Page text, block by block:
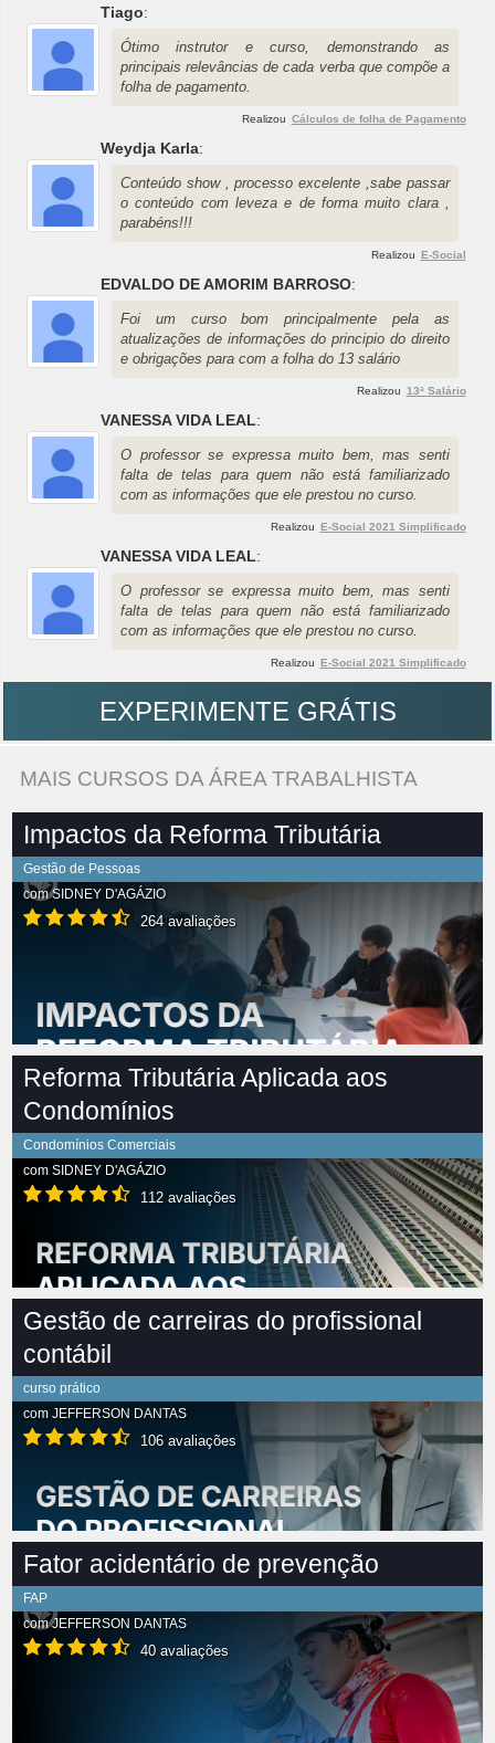
Tiago:
Ótimo instrutor e curso, demonstrando as
principais relevâncias de cada verba que compõe a
folha de pagamento.
Realizou Cálculos de folha de Pagamento
Weydja Karla:
Conteúdo show , processo excelente ,sabe passar
o conteúdo com leveza e de forma muito clara ,
parabéns!!!
Realizou E-Social
EDVALDO DE AMORIM BARROSO:
Foi um curso bom principalmente pela as
atualizações de informações do principio do direito
e obrigações para com a folha do 13 salário
Realizou 13ª Salário
VANESSA VIDA LEAL:
O professor se expressa muito bem, mas senti
falta de telas para quem não está familiarizado
com as informações que ele prestou no curso.
Realizou E-Social 2021 Simplificado
VANESSA VIDA LEAL:
O professor se expressa muito bem, mas senti
falta de telas para quem não está familiarizado
com as informações que ele prestou no curso.
Realizou E-Social 2021 Simplificado
EXPERIMENTE GRÁTIS
MAIS CURSOS DA ÁREA TRABALHISTA
Impactos da Reforma Tributária
Gestão de Pessoas
comSIDNEY D'AGÁZIO
264 avaliações
Reforma Tributária Aplicada aos
Condomínios
Condomínios Comerciais
com SIDNEY D'AGÁZIO
112 avaliações
Gestão de carreiras do profissional
contábil
curso prático
com JEFFERSON DANTAS
106 avaliações
Fator acidentário de prevenção
FAP
comJEFFERSON DANTAS
40 avaliações